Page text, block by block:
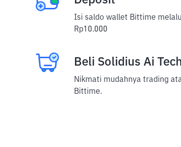
Isi saldo wallet Bittime
Rp10.000
Beli Solidius Ai
Nikmati mudahnya trading
Bittime.